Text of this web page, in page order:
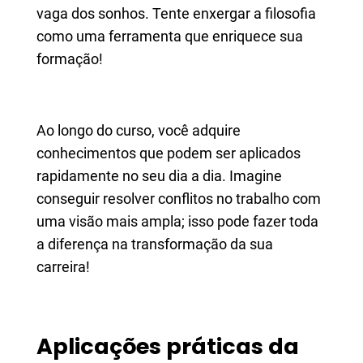
vaga dos sonhos. Tente enxergar a filosofia
como uma ferramenta que enriquece sua
formação!
Ao longo do curso, você adquire
conhecimentos que podem ser aplicados
rapidamente no seu dia a dia. Imagine
conseguir resolver conflitos no trabalho com
uma visão mais ampla; isso pode fazer toda
a diferença na transformação da sua
carreira!
Aplicações práticas da